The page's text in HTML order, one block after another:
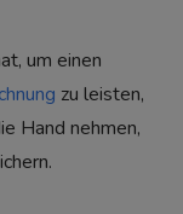
um einen
zu leisten,
Hand nehmen,